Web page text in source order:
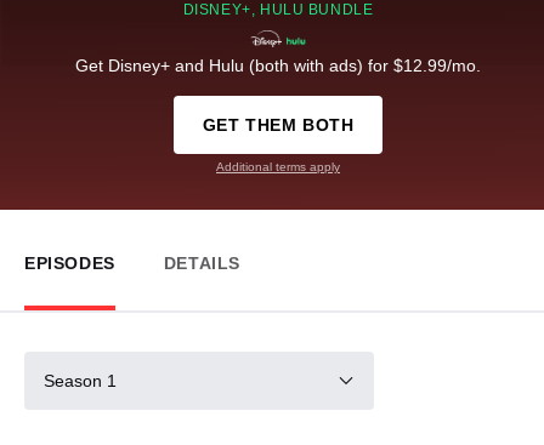
DISNEY+, HULU BUNDLE
Get Disney+ and Hulu (both with ads) for $12.99/mo.
GET THEM BOTH
Additional terms apply
EPISODES DETAILS
Season 1